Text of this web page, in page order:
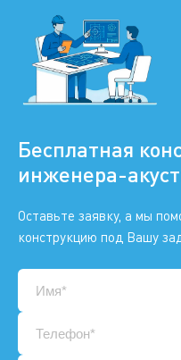
Бесплатная
инженера-
Оставьте заявку, а мы
конструкцию под Вашу